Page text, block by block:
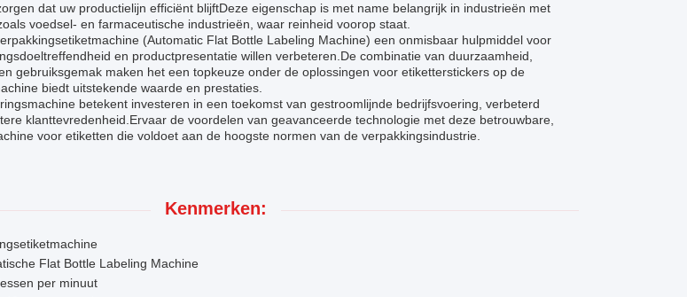
dat uw productielijn efficiënt blijftDeze eigenschap is met name belangrijk in industrieën met
voedsel- en farmaceutische industrieën, waar reinheid voorop staat.
(Automatic Flat Bottle Labeling Machine) een onmisbaar hulpmiddel voor
en productpresentatie willen verbeteren.De combinatie van duurzaamheid,
gebruiksgemak maken het een topkeuze onder de oplossingen voor etiketterstickers op de
biedt uitstekende waarde en prestaties.
betekent investeren in een toekomst van gestroomlijnde bedrijfsvoering, verbeterd
klanttevredenheid.Ervaar de voordelen van geavanceerde technologie met deze betrouwbare,
voor etiketten die voldoet aan de hoogste normen van de verpakkingsindustrie.
Kenmerken:
Flat Bottle Labeling Machine
per minuut